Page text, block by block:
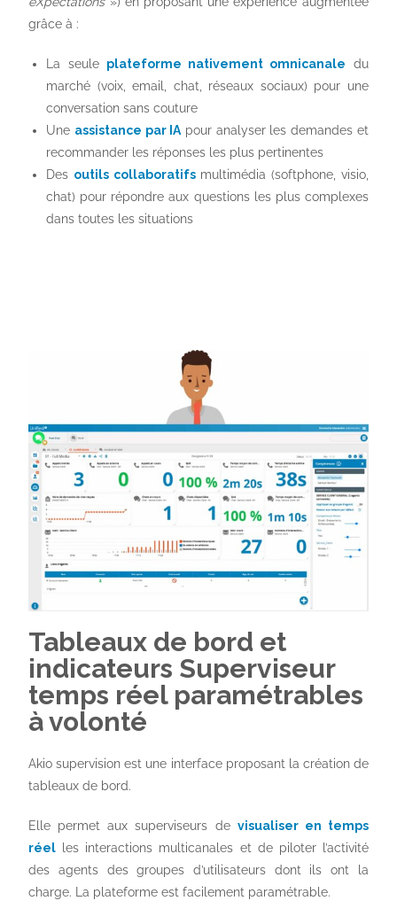
grâce à :
La seule plateforme nativement omnicanale du
marché (voix, email, chat, réseaux sociaux) pour une
conversation sans couture
Une assistance par IApour analyser les demandes et
recommander les réponses les plus pertinentes
Des outils collaboratifsmultimédia (softphone, visio,
chat) pour répondre aux questions les plus complexes
dans toutes les situations
Tableaux de bord et
indicateurs Superviseur
temps réel paramétrables
à volonté
Akio supervision est une interface proposant la création de
tableaux de bord.
Elle permet aux superviseurs de visualiser en temps
réel les interactions multicanales et de piloter l’activité
des agents des groupes d’utilisateurs dont ils ont la
charge. La plateforme est facilement paramétrable.